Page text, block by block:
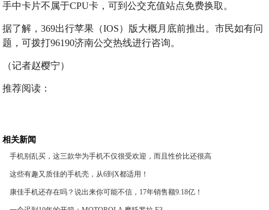
手中卡片不属于CPU卡，可到公交充值站点免费换取。
据了解，369出行苹果（IOS）版大概月底前推出。市民如有问
题，可拨打96190济南公交热线进行咨询。
（记者赵樱宁）
推荐阅读：
相关新闻
手机别乱买，这三款华为手机不仅很受欢迎，而且性价比还很高
这些有趣又质佳的手机壳，从6到X都适用！
康佳手机还存在吗？说出来你可能不信，17年销售额9.18亿！